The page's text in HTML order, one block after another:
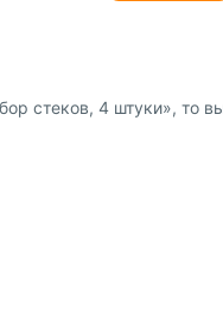
стеков, 4 штуки», то